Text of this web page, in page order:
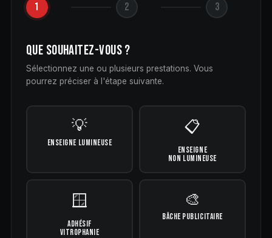
1 2 3
QUE SOUHAITEZ-VOUS ?
Sélectionnez une ou plusieurs prestations. Vous
pourrez préciser à l'étape suivante.
💡
ENSEIGNE LUMINEUSE
📋
ENSEIGNE
NON LUMINEUSE
🪟
ADHÉSIF
VITROPHANIE
🎨
BÂCHE PUBLICITAIRE